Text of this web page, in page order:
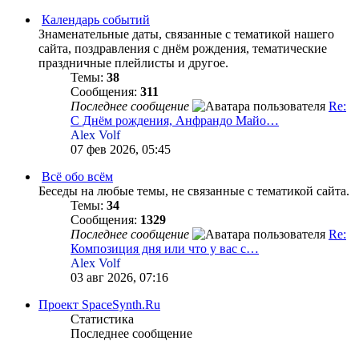
Календарь событий
Знаменательные даты, связанные с тематикой нашего
сайта, поздравления c днём рождения, тематические
праздничные плейлисты и другое.
Темы: 38
Сообщения: 311
Последнее сообщение
Re:
С Днём рождения, Анфрандо Майо…
Alex Volf
07 фев 2026, 05:45
Всё обо всём
Беседы на любые темы, не связанные с тематикой сайта.
Темы: 34
Сообщения: 1329
Последнее сообщение
Re:
Композиция дня или что у вас с…
Alex Volf
03 авг 2026, 07:16
Проект SpaceSynth.Ru
Статистика
Последнее сообщение